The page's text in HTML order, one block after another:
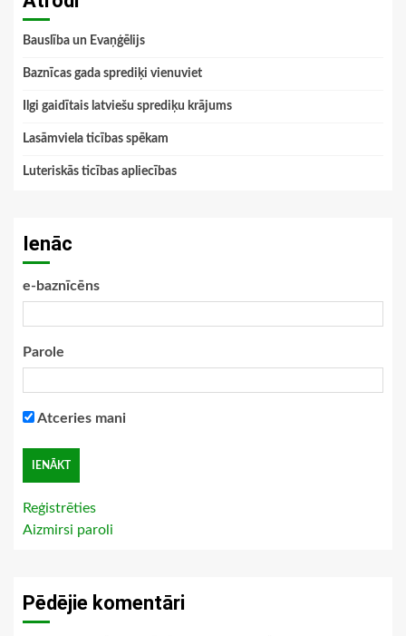
Bauslība un Evaņģēlijs
Baznīcas gada sprediķi vienuviet
Ilgi gaidītais latviešu sprediķu krājums
Lasāmviela ticības spēkam
Luteriskās ticības apliecības
Ienāc
e-baznīcēns
Parole
Atceries mani
Reģistrēties
Aizmirsi paroli
Pēdējie komentāri